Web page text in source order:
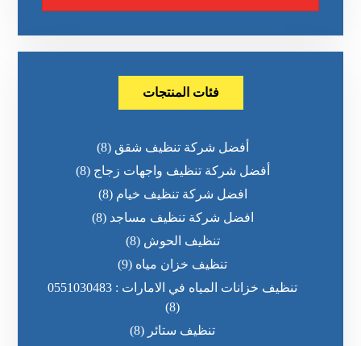
فئات المنتجات
أفضل شركة تنظيف شقق (8)
أفضل شركة تنظيف واجهات زجاج (8)
افضل شركة تنظيف خيام (8)
افضل شركة تنظيف مساجد (8)
تنظيف الحوش (8)
تنظيف خزان مياه (9)
تنظيف خزانات المياه في الامارات : 0551030483
(8)
تنظيف ستائر (8)